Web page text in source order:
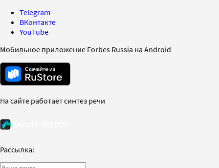
Telegram
ВКонтакте
YouTube
Мобильное приложение Forbes Russia на Android
На сайте работает синтез речи
Рассылка: